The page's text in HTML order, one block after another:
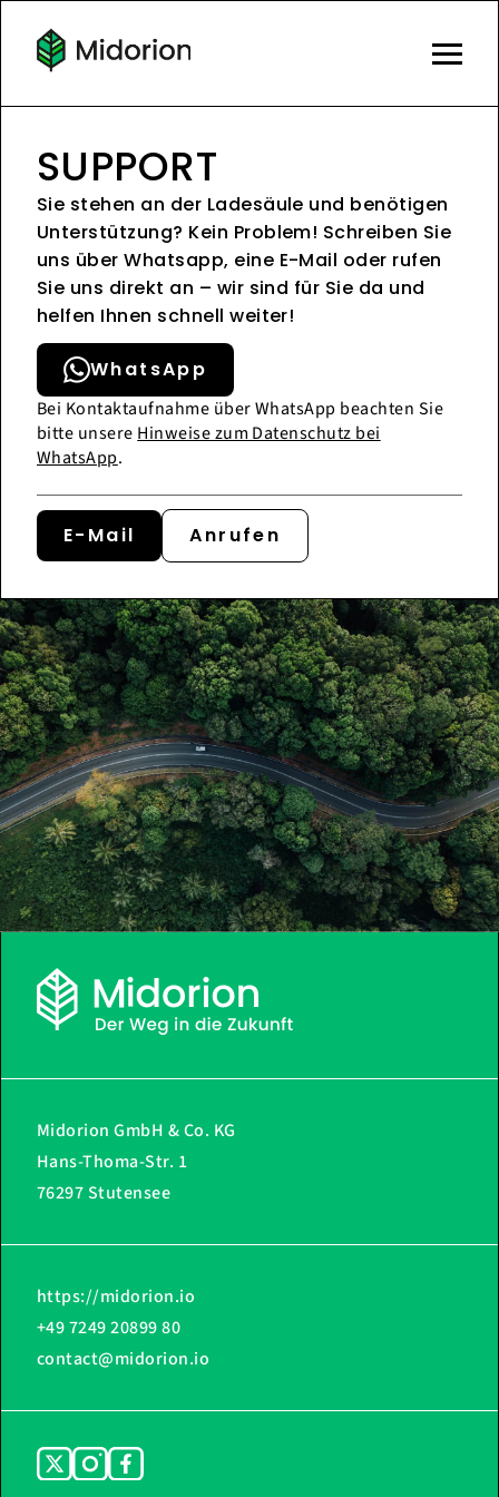
SUPPORT
Sie stehen an der Ladesäule und benötigen
Unterstützung? Kein Problem! Schreiben Sie
uns über Whatsapp, eine E-Mail oder rufen
Sie uns direkt an – wir sind für Sie da und
helfen Ihnen schnell weiter!
WhatsApp
Bei Kontaktaufnahme über WhatsApp beachten Sie
bitte unsere Hinweise zum Datenschutz bei
WhatsApp.
E-Mail Anrufen
Midorion GmbH & Co. KG
Hans-Thoma-Str. 1
76297 Stutensee
https://midorion.io
+49 7249 20899 80
contact@midorion.io